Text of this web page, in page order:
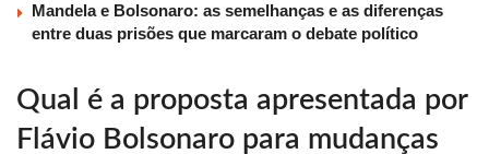
Mandela e Bolsonaro: as semelhanças e as diferenças
entre duas prisões que marcaram o debate político
Qual é a proposta apresentada por
Flávio Bolsonaro para mudanças